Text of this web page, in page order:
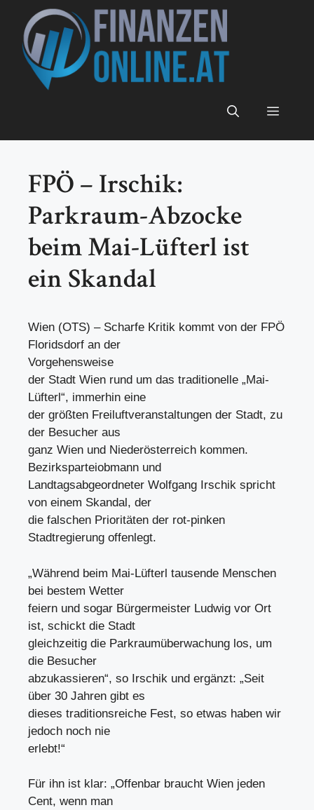
Inhalt
springen
Menü
FPÖ – Irschik:
Parkraum-Abzocke
beim Mai-Lüfterl ist
ein Skandal
Wien (OTS) – Scharfe Kritik kommt von der FPÖ
Floridsdorf an der
Vorgehensweise
der Stadt Wien rund um das traditionelle „Mai-
Lüfterl“, immerhin eine
der größten Freiluftveranstaltungen der Stadt, zu
der Besucher aus
ganz Wien und Niederösterreich kommen.
Bezirksparteiobmann und
Landtagsabgeordneter Wolfgang Irschik spricht
von einem Skandal, der
die falschen Prioritäten der rot-pinken
Stadtregierung offenlegt.
„Während beim Mai-Lüfterl tausende Menschen
bei bestem Wetter
feiern und sogar Bürgermeister Ludwig vor Ort
ist, schickt die Stadt
gleichzeitig die Parkraumüberwachung los, um
die Besucher
abzukassieren“, so Irschik und ergänzt: „Seit
über 30 Jahren gibt es
dieses traditionsreiche Fest, so etwas haben wir
jedoch noch nie
erlebt!“
Für ihn ist klar: „Offenbar braucht Wien jeden
Cent, wenn man